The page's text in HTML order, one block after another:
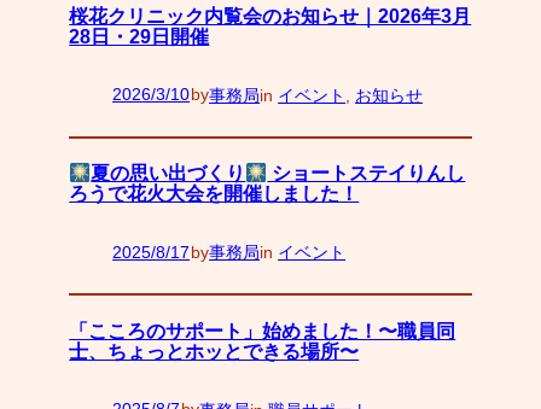
桜花クリニック内覧会のお知らせ｜2026年3月
28日・29日開催
2026/3/10by事務局in イベント お知らせ
夏の思い出づくり
ショートステイりんし
ろうで花火大会を開催しました！
2025/8/17by事務局in イベント
「こころのサポート」始めました！〜職員同
士、ちょっとホッとできる場所〜